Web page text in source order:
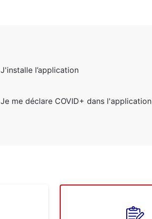
J'installe l’application
Je me déclare COVID+ dans l'application